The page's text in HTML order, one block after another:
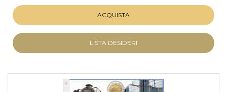
ACQUISTA
LISTA DESIDERI